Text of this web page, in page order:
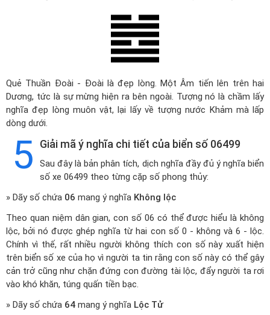
Quẻ Thuần Đoài - Đoài là đẹp lòng. Một Âm tiến lên trên hai
Dương, tức là sự mừng hiện ra bên ngoài. Tượng nó là chầm lấy
nghĩa đẹp lòng muôn vật, lại lấy về tượng nước Khảm mà lấp
dòng dưới.
5 Giải mã ý nghĩa chi tiết của biển số 06499
Sau đây là bản phân tích, dịch nghĩa đầy đủ ý nghĩa biển
số xe 06499 theo từng cặp số phong thủy:
» Dãy số chứa 06 mang ý nghĩa Không lộc
Theo quan niệm dân gian, con số 06 có thể được hiểu là không
lộc, bởi nó được ghép nghĩa từ hai con số 0 - không và 6 - lộc.
Chính vì thế, rất nhiều người không thích con số này xuất hiện
trên biển số xe của họ vì người ta tin rằng con số này có thể gây
cản trở cũng như chặn đứng con đường tài lộc, đẩy người ta rơi
vào khó khăn, túng quấn tiền bạc.
» Dãy số chứa 64 mang ý nghĩa Lộc Tử